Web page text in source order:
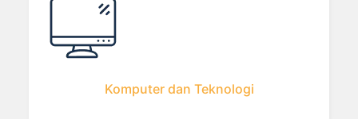
Komputer dan Teknologi